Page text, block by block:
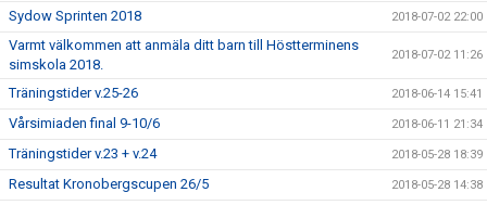
Sydow Sprinten 2018 2018-07-02 22:00
Varmt välkommen att anmäla ditt barn till Höstterminens
simskola 2018.
2018-07-02 11:26
Träningstider v.25-26 2018-06-14 15:41
Vårsimiaden final 9-10/6 2018-06-11 21:34
Träningstider v.23 + v.24 2018-05-28 18:39
Resultat Kronobergscupen 26/5 2018-05-28 14:38